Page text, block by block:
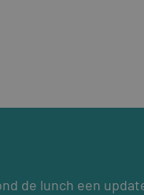
de lunch een